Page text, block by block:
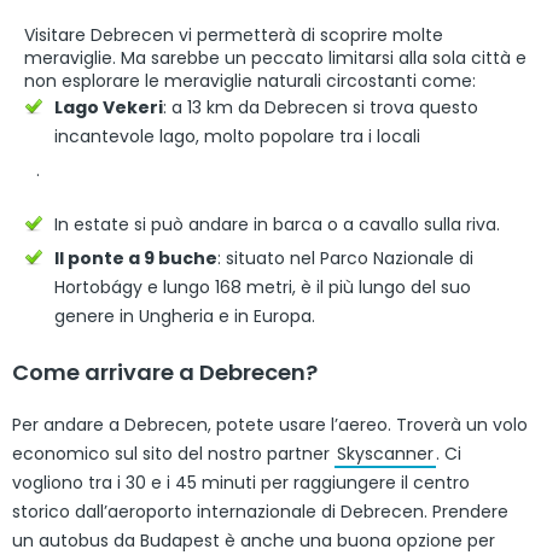
Visitare Debrecen vi permetterà di scoprire molte
meraviglie. Ma sarebbe un peccato limitarsi alla sola città e
non esplorare le meraviglie naturali circostanti come:
Lago Vekeri: a 13 km da Debrecen si trova questo
incantevole lago, molto popolare tra i locali
.
In estate si può andare in barca o a cavallo sulla riva.
Il ponte a 9 buche: situato nel Parco Nazionale di
Hortobágy e lungo 168 metri, è il più lungo del suo
genere in Ungheria e in Europa.
Come arrivare a Debrecen?
Per andare a Debrecen, potete usare l’aereo. Troverà un volo
economico sul sito del nostro partner Skyscanner. Ci
vogliono tra i 30 e i 45 minuti per raggiungere il centro
storico dall’aeroporto internazionale di Debrecen. Prendere
un autobus da Budapest è anche una buona opzione per